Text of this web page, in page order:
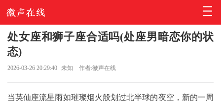
处女座和狮子座合适吗(处座男暗恋你的状
态)
2026-03-26 20:29:40 未知 作者:徽声在线
当英仙座流星雨如璀璨烟火般划过北半球的夜空，新的一周